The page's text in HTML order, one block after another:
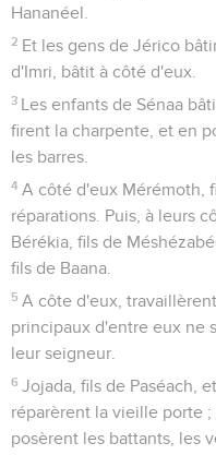
Hananéel.
2 Et les gens de Jérico
d'Imri, bâtit à côté d'eux.
3 Les enfants de Sénaa
firent la charpente, et en
les barres.
4 A côté d'eux Mérémoth,
réparations. Puis, à leurs
Bérékia, fils de
fils de Baana.
5 A côte d'eux,
principaux d'entre eux ne
leur seigneur.
6 Jojada, fils de Paséach,
réparèrent la vieille porte
posèrent les battants, les